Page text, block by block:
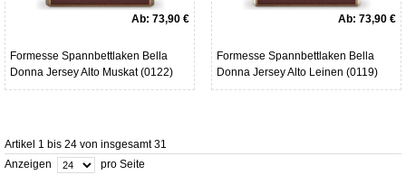
Ab: 73,90 €
Formesse Spannbettlaken Bella
Donna Jersey Alto Muskat (0122)
Ab: 73,90 €
Formesse Spannbettlaken Bella
Donna Jersey Alto Leinen (0119)
Artikel 1 bis 24 von insgesamt 31
Anzeigen
pro Seite